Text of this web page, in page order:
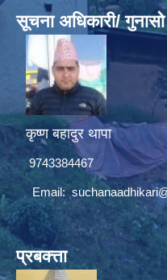
सूचना अधिकारी/
कृष्ण बहादुर थापा
9743384467
Email:
प्रबक्त्ता